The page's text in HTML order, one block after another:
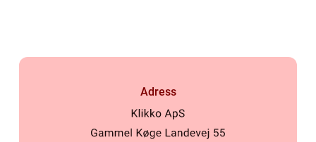
Adress